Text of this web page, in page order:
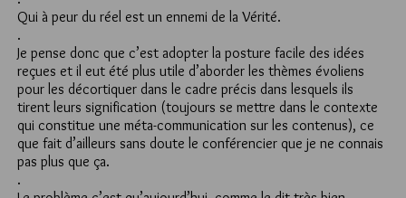
Qui à peur du réel est un ennemi de la Vérité.
.
Je pense donc que c’est adopter la posture facile des idées
reçues et il eut été plus utile d’aborder les thèmes évoliens
pour les décortiquer dans le cadre précis dans lesquels ils
tirent leurs signification (toujours se mettre dans le contexte
qui constitue une méta-communication sur les contenus), ce
que fait d’ailleurs sans doute le conférencier que je ne connais
pas plus que ça.
.